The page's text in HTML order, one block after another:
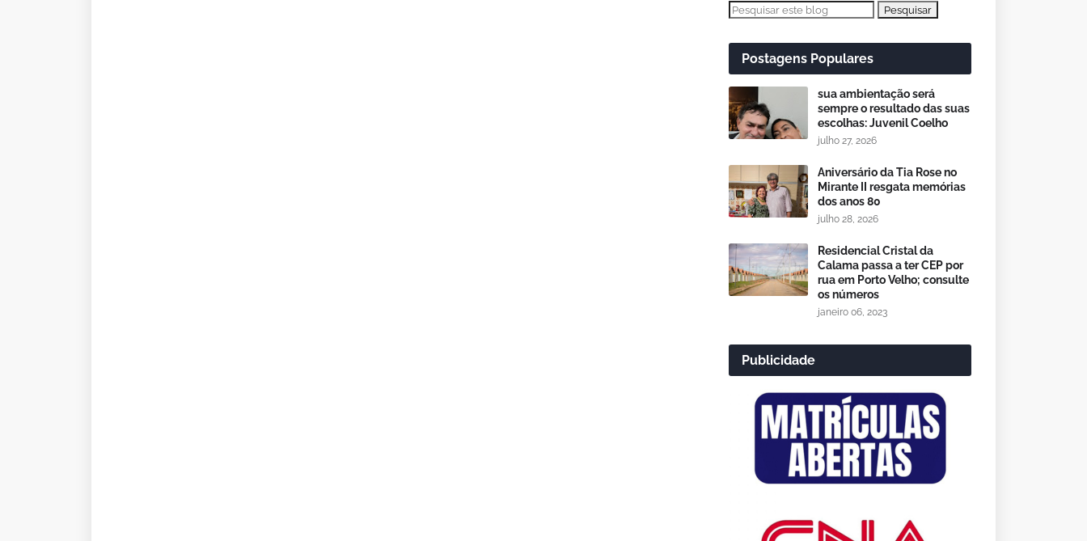
Postagens Populares
sua ambientação será
sempre o resultado das suas
escolhas: Juvenil Coelho
julho 27, 2026
Aniversário da Tia Rose no
Mirante II resgata memórias
dos anos 80
julho 28, 2026
Residencial Cristal da
Calama passa a ter CEP por
rua em Porto Velho; consulte
os números
janeiro 06, 2023
Publicidade